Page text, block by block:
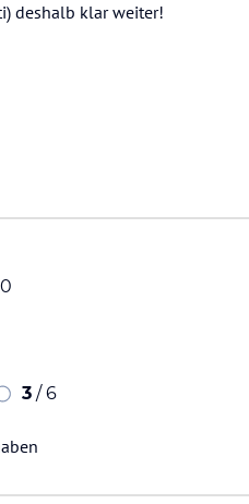
deshalb klar weiter!
3 / 6